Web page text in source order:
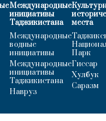
Международные
инициативы
Таджикистана
Международные
водные
инициативы
Международные
инициативы
Таджикистана
Навруз
места
Парк
Гиссар
Хулбук
Саразм